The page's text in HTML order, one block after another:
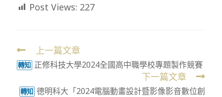
Post Views: 227
Read
more
上一篇文章
轉知 正修科技大學2024全國高中職學校專題製作競賽
下一篇文章
轉知 德明科大「2024電腦動畫設計暨影像影音數位創